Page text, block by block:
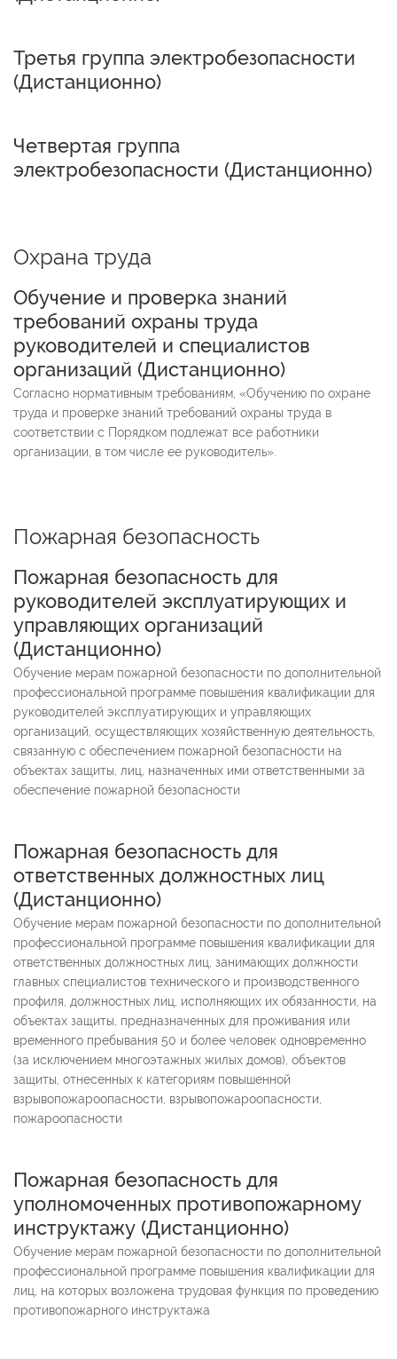
Третья группа электробезопасности
(Дистанционно)
Четвертая группа
электробезопасности (Дистанционно)
Охрана труда
Обучение и проверка знаний
требований охраны труда
руководителей и специалистов
организаций (Дистанционно)
Cогласно нормативным требованиям, «Обучению по охране
труда и проверке знаний требований охраны труда в
соответствии с Порядком подлежат все работники
организации, в том числе ее руководитель».
Пожарная безопасность
Пожарная безопасность для
руководителей эксплуатирующих и
управляющих организаций
(Дистанционно)
Обучение мерам пожарной безопасности по дополнительной
профессиональной программе повышения квалификации для
руководителей эксплуатирующих и управляющих
организаций, осуществляющих хозяйственную деятельность,
связанную с обеспечением пожарной безопасности на
объектах защиты, лиц, назначенных ими ответственными за
обеспечение пожарной безопасности
Пожарная безопасность для
ответственных должностных лиц
(Дистанционно)
Обучение мерам пожарной безопасности по дополнительной
профессиональной программе повышения квалификации для
ответственных должностных лиц, занимающих должности
главных специалистов технического и производственного
профиля, должностных лиц, исполняющих их обязанности, на
объектах защиты, предназначенных для проживания или
временного пребывания 50 и более человек одновременно
(за исключением многоэтажных жилых домов), объектов
защиты, отнесенных к категориям повышенной
взрывопожароопасности, взрывопожароопасности,
пожароопасности
Пожарная безопасность для
уполномоченных противопожарному
инструктажу (Дистанционно)
Обучение мерам пожарной безопасности по дополнительной
профессиональной программе повышения квалификации для
лиц, на которых возложена трудовая функция по проведению
противопожарного инструктажа